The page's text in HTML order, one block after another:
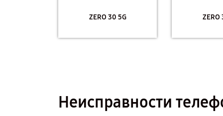
ZERO 30 5G ZERO
Неисправности